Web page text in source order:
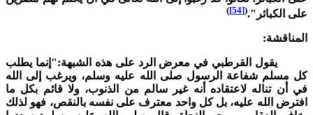
الكبائر". (
[54]
)
القرطبي في معرض الرد على هذه الشبهة:"إنما يطلب
مسلم شفاعة الرسول صلى الله عليه وسلم، ويرغب إلى الله
أن تناله لاعتقاده أنه غير سالم من الذنوب، ولا قائم بكل ما
الله عليه، بل كل واحد معترف على نفسه بالنقص، فهو لذلك